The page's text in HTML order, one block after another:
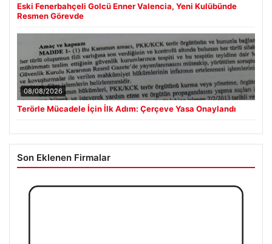
Eski Fenerbahçeli Golcü Enner Valencia, Yeni Kulübünde
Resmen Görevde
08/08/2026
Terörle Mücadele İçin İlk Adım: Çerçeve Yasa Onaylandı
Son Eklenen Firmalar